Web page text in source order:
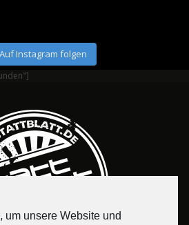
Auf Instagram folgen
unsere Website und